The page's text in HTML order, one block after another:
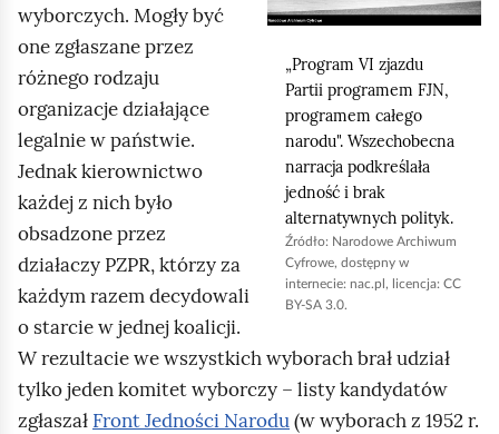
,
ć
„Program VI zjazdu
Partii programem FJN,
programem całego
narodu". Wszechobecna
narracja podkreślała
jedność i brak
alternatywnych polityk.
Źródło: Narodowe Archiwum
Cyfrowe, dostępny w
internecie: nac.pl, licencja: CC
BY-SA 3.0.
wyborczych. Mogły być
one zgłaszane przez
różnego rodzaju
organizacje działające
legalnie w państwie.
Jednak kierownictwo
każdej z nich było
obsadzone przez
działaczy PZPR, którzy za
każdym razem decydowali
o starcie w jednej koalicji.
W rezultacie we wszystkich wyborach brał udział
tylko jeden komitet wyborczy – listy kandydatów
zgłaszał Front Jedności Narodu(w wyborach z 1952 r.